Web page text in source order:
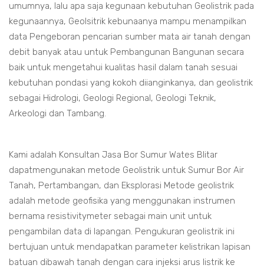
umumnya, lalu apa saja kegunaan kebutuhan Geolistrik pada
kegunaannya, Geolsitrik kebunaanya mampu menampilkan
data Pengeboran pencarian sumber mata air tanah dengan
debit banyak atau untuk Pembangunan Bangunan secara
baik untuk mengetahui kualitas hasil dalam tanah sesuai
kebutuhan pondasi yang kokoh diianginkanya, dan geolistrik
sebagai Hidrologi, Geologi Regional, Geologi Teknik,
Arkeologi dan Tambang.
Kami adalah Konsultan Jasa Bor Sumur Wates Blitar
dapatmengunakan metode Geolistrik untuk Sumur Bor Air
Tanah, Pertambangan, dan Eksplorasi Metode geolistrik
adalah metode geofisika yang menggunakan instrumen
bernama resistivitymeter sebagai main unit untuk
pengambilan data di lapangan. Pengukuran geolistrik ini
bertujuan untuk mendapatkan parameter kelistrikan lapisan
batuan dibawah tanah dengan cara injeksi arus listrik ke